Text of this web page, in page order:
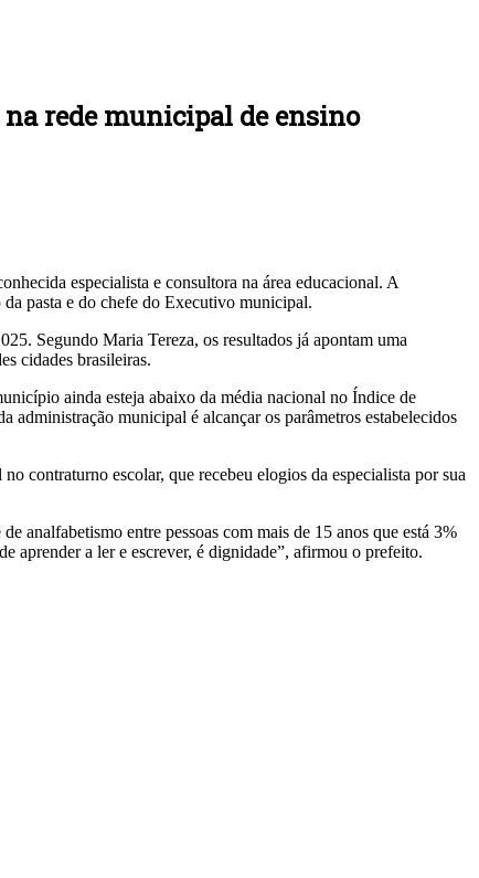
rede municipal de ensino
especialista e consultora na área educacional. A
pasta e do chefe do Executivo municipal.
Segundo Maria Tereza, os resultados já apontam uma
cidades brasileiras.
ainda esteja abaixo da média nacional no Índice de
municipal é alcançar os parâmetros estabelecidos
contraturno escolar, que recebeu elogios da especialista por sua
analfabetismo entre pessoas com mais de 15 anos que está 3%
aprender a ler e escrever, é dignidade”, afirmou o prefeito.